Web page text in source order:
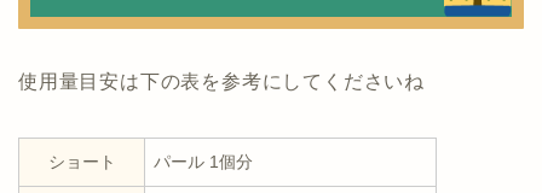
使用量目安は下の表を参考にしてくださいね
ショート パール 1個分